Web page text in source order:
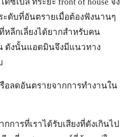
ะดับที่อันตรายเมื่อต้องฟังนานๆ
ลีกเลี่ยงได้ยากสำหรับคน
ดังนั้นแอดมินจึงมีแนวทาง
อลดอันตรายจากการทำงานใน
การที่เราได้รับเสียงที่ดังเกินไป